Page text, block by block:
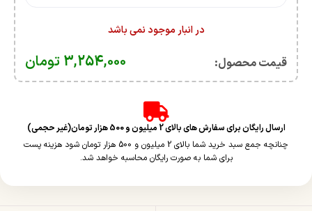
در انبار موجود نمی باشد
قیمت محصول:​ 3,254,000 تومان
ارسال رایگان برای سفارش های بالای 2 میلیون و 500 هزار تومان(غیر حجمی)
چنانچه جمع سبد خرید شما بالای 2 میلیون و 500 هزار تومان شود هزینه پست
برای شما به صورت رایگان محاسبه خواهد شد.